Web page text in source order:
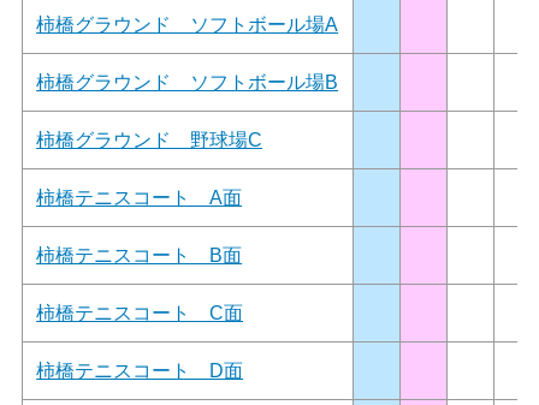
柿橋グラウンド ソフトボール場A
柿橋グラウンド ソフトボール場B
柿橋グラウンド 野球場C
柿橋テニスコート A面
柿橋テニスコート B面
柿橋テニスコート C面
柿橋テニスコート D面